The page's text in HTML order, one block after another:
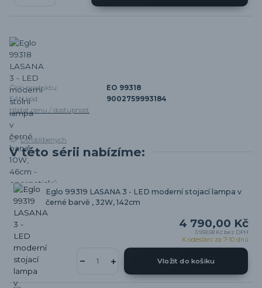
Číslo produktu:
EO 99318
EAN kód:
9002759993184
Hlídat cenu / dostupnost
Do oblíbených
V této sérii nabízíme:
Eglo 99319 LASANA 3 - LED moderní stojací lampa v
černé barvě , 32W, 142cm
4 790,00 Kč
3 958,68 Kč bez DPH
K odeslání za 7-10 dnů
Vložit do košíku